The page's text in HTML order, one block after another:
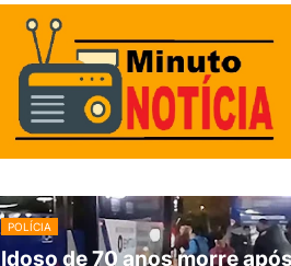
POLÍCIA
Idoso de 70 anos morre